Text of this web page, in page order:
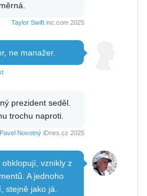
Taylor Swift inc.com 2025
ne manažer.
prezident seděl.
trochu naproti.
Pavel Novotný iDnes.cz 2025
obklopují, vznikly z
A jednoho
stejně jako já.